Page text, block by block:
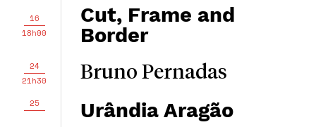
16
18h00
Cut, Frame and
Border
24
21h30
Bruno Pernadas
25 Urândia Aragão